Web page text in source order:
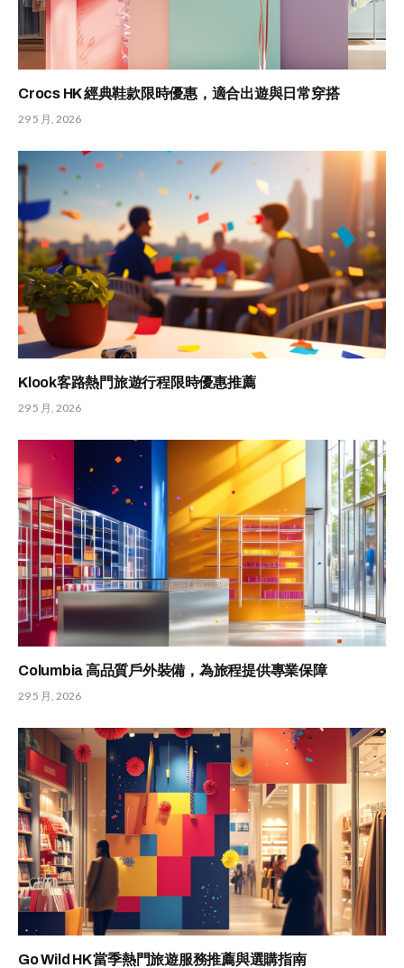
Crocs HK 經典鞋款限時優惠，適合出遊與日常穿搭
29 5 月, 2026
Klook客路熱門旅遊行程限時優惠推薦
29 5 月, 2026
Columbia 高品質戶外裝備，為旅程提供專業保障
29 5 月, 2026
Go Wild HK 當季熱門旅遊服務推薦與選購指南